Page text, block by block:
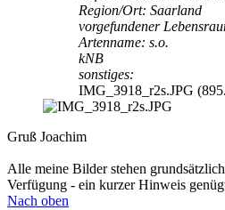
Region/Ort: Saarland
vorgefundener
Artenname: s.o.
kNB
sonstiges:
IMG_3918_r2s.JPG
Gruß Joachim
Alle meine Bilder stehen
Verfügung - ein kurzer Hinweis
Nach oben